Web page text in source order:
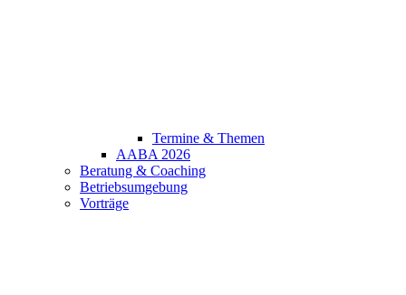
Termine & Themen
AABA 2026
Beratung & Coaching
Betriebsumgebung
Vorträge